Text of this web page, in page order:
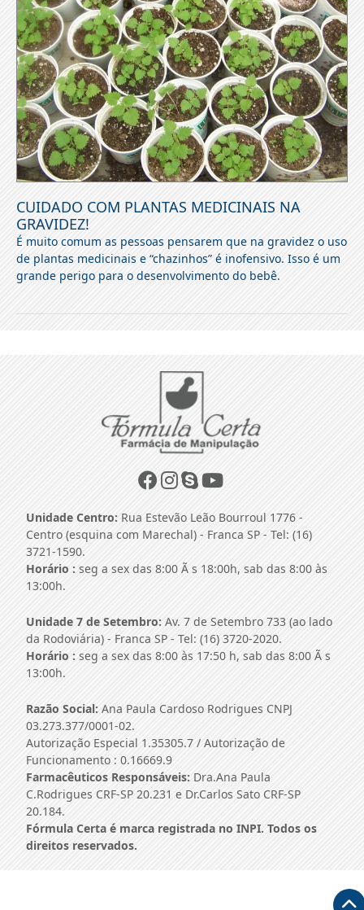
CUIDADO COM PLANTAS MEDICINAIS NA
GRAVIDEZ!
É muito comum as pessoas pensarem que na gravidez o uso
de plantas medicinais e “chazinhos” é inofensivo. Isso é um
grande perigo para o desenvolvimento do bebê.
Unidade Centro: Rua Estevão Leão Bourroul 1776 -
Centro (esquina com Marechal) - Franca SP - Tel: (16)
3721-1590.
Horário : seg a sex das 8:00 Ã s 18:00h, sab das 8:00 às
13:00h.
Unidade 7 de Setembro: Av. 7 de Setembro 733 (ao lado
da Rodoviária) - Franca SP - Tel: (16) 3720-2020.
Horário : seg a sex das 8:00 às 17:50 h, sab das 8:00 Ã s
13:00h.
Razão Social: Ana Paula Cardoso Rodrigues CNPJ
03.273.377/0001-02.
Autorização Especial 1.35305.7 / Autorização de
Funcionamento : 0.16669.9
Farmacêuticos Responsáveis: Dra.Ana Paula
C.Rodrigues CRF-SP 20.231 e Dr.Carlos Sato CRF-SP
20.184.
Fórmula Certa é marca registrada no INPI. Todos os
direitos reservados.